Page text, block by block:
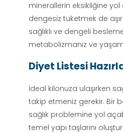
minerallerin eksikliğine
dengesiz tüketmek de
sağlıklı ve dengeli
metabolizmanız ve
Diyet Listesi
İdeal kilonuza ulaşırken
takip etmeniz gerekir. Bir
sağlık problemine yol
temel yapı taşlarını